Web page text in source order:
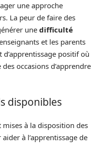
une approche
La peur de faire des
une difficulté
et les parents
positif où
occasions d’apprendre
disponibles
à la disposition des
à l’apprentissage de